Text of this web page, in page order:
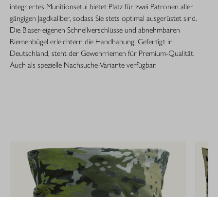
integriertes Munitionsetui bietet Platz für zwei Patronen aller
gängigen Jagdkaliber, sodass Sie stets optimal ausgerüstet sind.
Die Blaser-eigenen Schnellverschlüsse und abnehmbaren
Riemenbügel erleichtern die Handhabung. Gefertigt in
Deutschland, steht der Gewehrriemen für Premium-Qualität.
Auch als spezielle Nachsuche-Variante verfügbar.